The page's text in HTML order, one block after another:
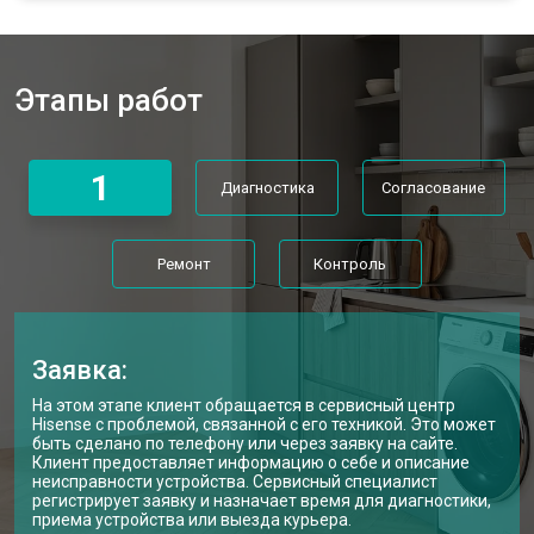
Hisense
от 2200 ₽
Замена ТЭН стиральной машины
Замена блока управления от 3600 ₽ Заказать
Замена заливного клапана от 3250 ₽ Заказать
Замена заливного шланга от 2150 ₽ Заказать
Замена прессостата от 3350 ₽ Заказать
Замена сливного насоса Заказать
Замена сливного шланга от 2100 ₽ Заказать
Замена циркуляционного насоса от 3800 ₽ Заказать
Замена УБЛ стиральной машины
Hisense
от 2100 ₽ Заказать
Этапы работ
1 Диагностика Согласование
Ремонт Контроль
Заявка:
На этом этапе клиент обращается в сервисный центр
Hisense с проблемой, связанной с его техникой. Это может
быть сделано по телефону или через заявку на сайте.
Клиент предоставляет информацию о себе и описание
неисправности устройства. Сервисный специалист
регистрирует заявку и назначает время для диагностики,
приема устройства или выезда курьера.